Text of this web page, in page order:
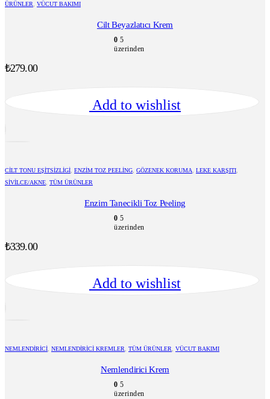
ÜRÜNLER
VÜCUT BAKIMI
Cilt Beyazlatıcı Krem
0 5
üzerinden
₺279.00
Add to wishlist
CILT TONU EŞITSIZLIGI ENZIM TOZ PEELING GÖZENEK KORUMA LEKE KARŞITI
SIVILCE/AKNE TÜM ÜRÜNLER
Enzim Tanecikli Toz Peeling
0 5
üzerinden
₺339.00
Add to wishlist
NEMLENDIRICI NEMLENDIRICI KREMLER TÜM ÜRÜNLER VÜCUT BAKIMI
Nemlendirici Krem
0 5
üzerinden